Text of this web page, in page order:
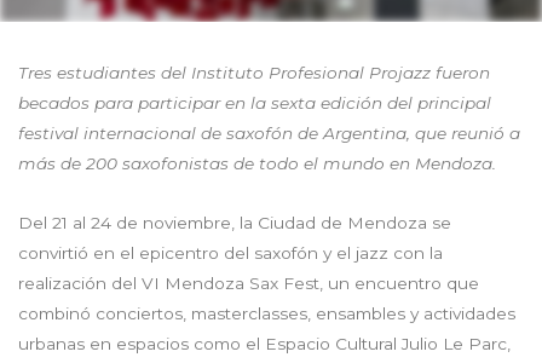
Tres estudiantes del Instituto Profesional Projazz fueron
becados para participar en la sexta edición del principal
festival internacional de saxofón de Argentina, que reunió a
más de 200 saxofonistas de todo el mundo en Mendoza.
Del 21 al 24 de noviembre, la Ciudad de Mendoza se
convirtió en el epicentro del saxofón y el jazz con la
realización del VI Mendoza Sax Fest, un encuentro que
combinó conciertos, masterclasses, ensambles y actividades
urbanas en espacios como el Espacio Cultural Julio Le Parc,